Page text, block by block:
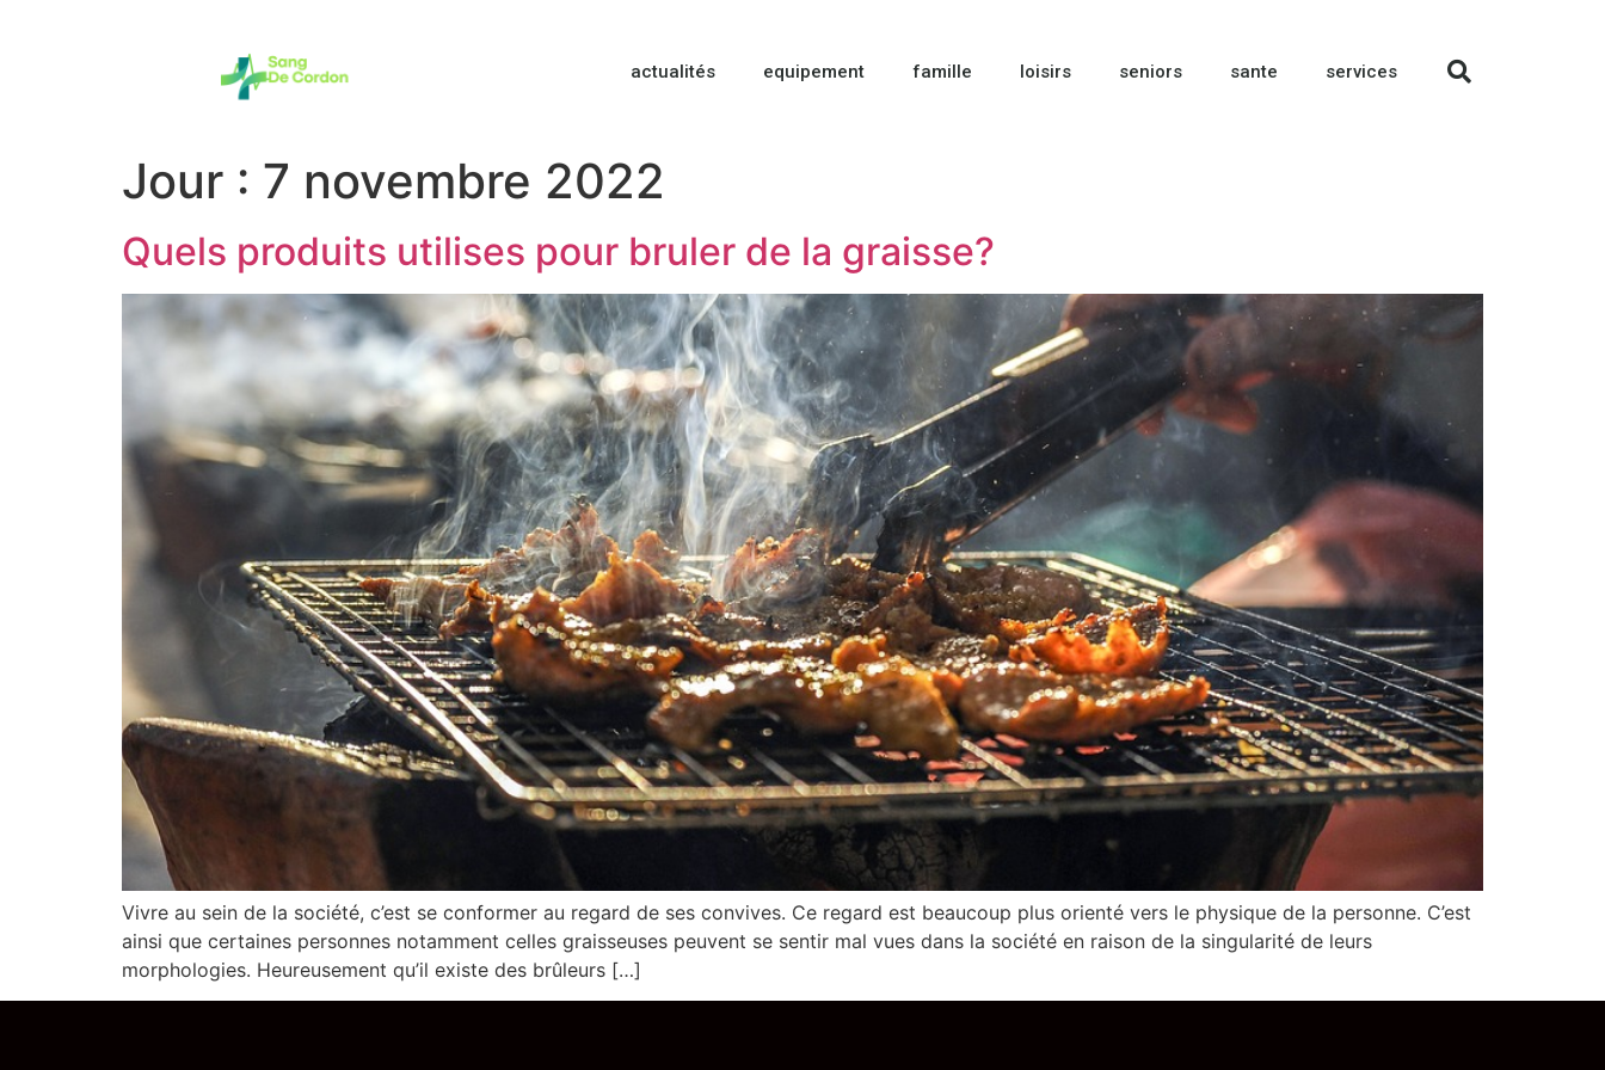
actualités equipement famille loisirs seniors sante services
Jour : 7 novembre 2022
Quels produits utilises pour bruler de la graisse?
Vivre au sein de la société, c’est se conformer au regard de ses convives. Ce regard est beaucoup plus orienté vers le physique de la personne. C’est
ainsi que certaines personnes notamment celles graisseuses peuvent se sentir mal vues dans la société en raison de la singularité de leurs
morphologies. Heureusement qu’il existe des brûleurs […]